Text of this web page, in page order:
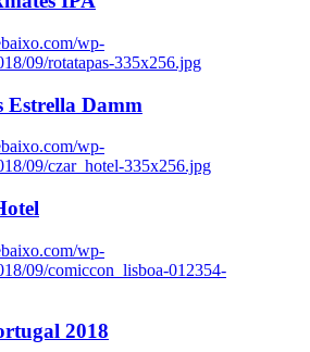
wp-
09/rotatapas-335x256.jpg
Estrella Damm
wp-
09/czar_hotel-335x256.jpg
wp-
09/comiccon_lisboa-012354-
2018